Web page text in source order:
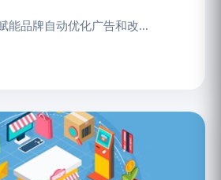
能品牌自动优化广告和改...